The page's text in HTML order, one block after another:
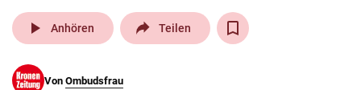
pin_drop
Wien arrow_right
play_arrow Anhören Teilen
Von Ombudsfrau